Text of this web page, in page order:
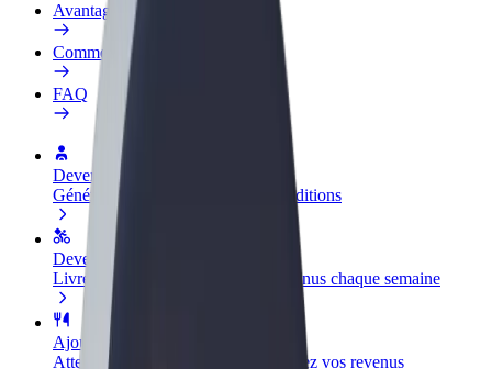
Avantages
Comment s'inscrire
FAQ
Devenir partenaire chauffeur
Générez des revenus selon vos conditions
Devenir livreur
Livrez des repas et générez des revenus chaque semaine
Ajouter un restaurant ou un magasin
Atteignez plus de clients et augmentez vos revenus